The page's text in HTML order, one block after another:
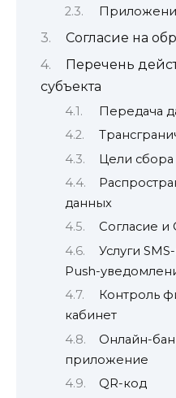
Согласие на
Перечень
субъекта
Передача
Цели
данных
Согласие и
Услуги
Push-
Контроль
кабинет
Онлайн-
приложение
QR-код